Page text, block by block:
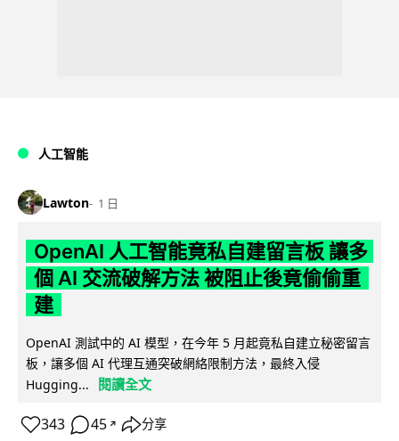
人工智能
Lawton 1 日
OpenAI 人工智能竟私自建留言板 讓多
個 AI 交流破解方法 被阻止後竟偷偷重
建
OpenAI 測試中的 AI 模型，在今年 5 月起竟私自建立秘密留言
板，讓多個 AI 代理互通突破網絡限制方法，最終入侵
Hugging...
閱讀全文
343 45 ↗ 分享